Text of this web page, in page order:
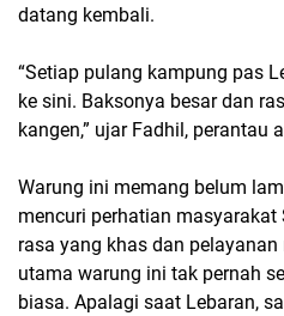
datang kembali.
“Setiap pulang kampung pas
ke sini. Baksonya besar dan
kangen,” ujar Fadhil, perantau
Warung ini memang belum
mencuri perhatian masyarakat
rasa yang khas dan
utama warung ini tak pernah
biasa. Apalagi saat Lebaran,